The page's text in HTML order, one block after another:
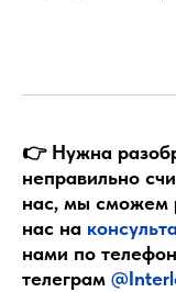
👉 Нужна
неправильно
нас, мы сможем
нас на
нами по
телеграм